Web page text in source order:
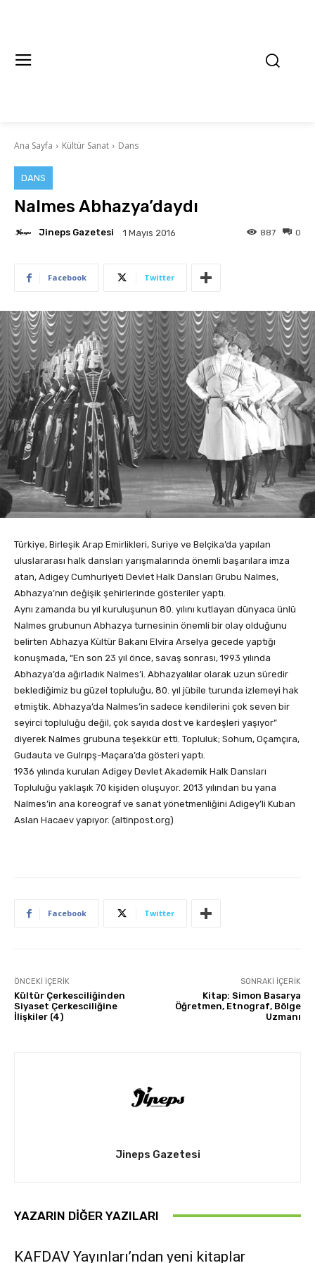
Ana Sayfa Kültür Sanat Dans
DANS
Nalmes Abhazya’daydı
Jineps Gazetesi 1 Mayıs 2016 0
887
Facebook Twitter
Türkiye, Birleşik Arap Emirlikleri, Suriye ve Belçika’da yapılan
uluslararası halk dansları yarışmalarında önemli başarılara imza
atan, Adigey Cumhuriyeti Devlet Halk Dansları Grubu Nalmes,
Abhazya’nın değişik şehirlerinde gösteriler yaptı.
Aynı zamanda bu yıl kuruluşunun 80. yılını kutlayan dünyaca ünlü
Nalmes grubunun Abhazya turnesinin önemli bir olay olduğunu
belirten Abhazya Kültür Bakanı Elvira Arselya gecede yaptığı
konuşmada, “En son 23 yıl önce, savaş sonrası, 1993 yılında
Abhazya’da ağırladık Nalmes’i. Abhazyalılar olarak uzun süredir
beklediğimiz bu güzel topluluğu, 80. yıl jübile turunda izlemeyi hak
etmiştik. Abhazya’da Nalmes’in sadece kendilerini çok seven bir
seyirci topluluğu değil, çok sayıda dost ve kardeşleri yaşıyor”
diyerek Nalmes grubuna teşekkür etti. Topluluk; Sohum, Oçamçıra,
Gudauta ve Gulrıpş-Maçara’da gösteri yaptı.
1936 yılında kurulan Adigey Devlet Akademik Halk Dansları
Topluluğu yaklaşık 70 kişiden oluşuyor. 2013 yılından bu yana
Nalmes’in ana koreograf ve sanat yönetmenliğini Adigey’li Kuban
Aslan Hacaev yapıyor. (altinpost.org)
Facebook Twitter
ÖNCEKI İÇERIK
Kültür Çerkesciliğinden
Siyaset Çerkesciliğine
İlişkiler (4)
SONRAKI İÇERIK
Kitap: Simon Basarya
Öğretmen, Etnograf, Bölge
Uzmanı
Jineps Gazetesi
YAZARIN DIĞER YAZILARI
KAFDAV Yayınları’ndan yeni kitaplar